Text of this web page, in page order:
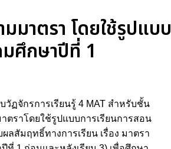
มาตรา โดยใช้รูปแบบ
ศึกษาปีที่ 1
ฏจักรการเรียนรู้ 4 MAT สำหรับชั้น
ตราโดยใช้รูปแบบการเรียนการสอน
ลสัมฤทธิ์ทางการเรียน เรื่อง มาตรา